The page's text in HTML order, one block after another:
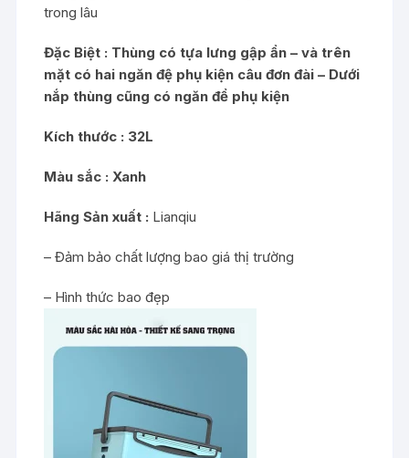
trong lâu
Đặc Biệt : Thùng có tựa lưng gập ẩn – và trên
mặt có hai ngăn đệ phụ kiện câu đơn đài – Dưới
nắp thùng cũng có ngăn để phụ kiện
Kích thước : 32L
Màu sắc : Xanh
Hãng Sản xuất : Lianqiu
– Đảm bảo chất lượng bao giá thị trường
– Hình thức bao đẹp